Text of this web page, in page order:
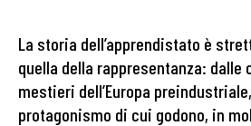
La storia dell’apprendistato è
quella della rappresentanza:
mestieri dell’Europa
protagonismo di cui godono, in